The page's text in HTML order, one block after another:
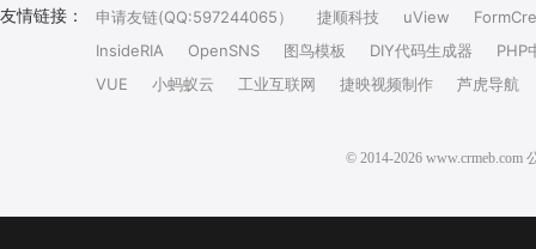
友情链接： 申请友链(QQ:597244065） 捷顺科技 uView
InsideRIA
OpenSNS 图鸟模板 DIY代码生成器
PHP
VUE
小蚂蚁云 工业互联网 捷映视频制作 芦虎导航
© 2014-2026